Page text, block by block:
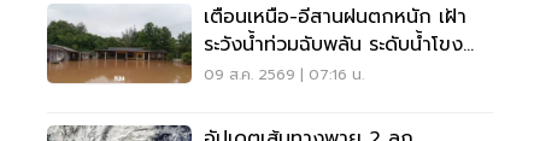
เตือนเหนือ-อีสานฝนตกหนัก เฝ้า
ระวังน้ำท่วมฉับพลัน ระดับน้ำโขง
เพิ่มสูง
09 ส.ค. 2569 | 07:16 น.